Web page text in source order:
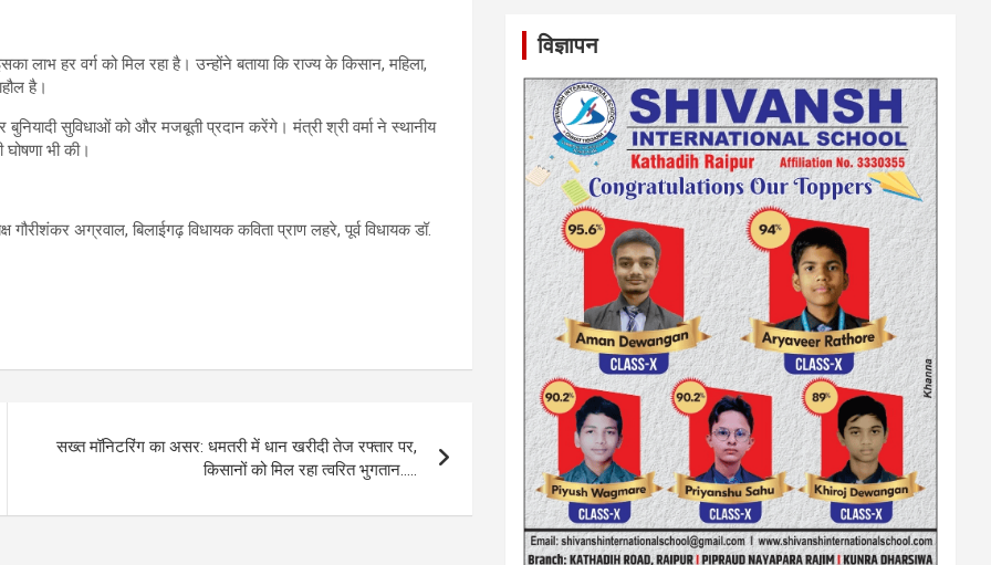
लाभ हर वर्ग को मिल रहा है। उन्होंने बताया कि राज्य के किसान, महिला,
है।
बुनियादी सुविधाओं को और मजबूती प्रदान करेंगे। मंत्री श्री वर्मा ने स्थानीय
घोषणा भी की।
अग्रवाल, बिलाईगढ़ विधायक कविता प्राण लहरे, पूर्व विधायक डॉ.
सख्त मॉनिटरिंग का असर: धमतरी में धान खरीदी तेज रफ्तार पर,
किसानों को मिल रहा त्वरित भुगतान…..
विज्ञापन